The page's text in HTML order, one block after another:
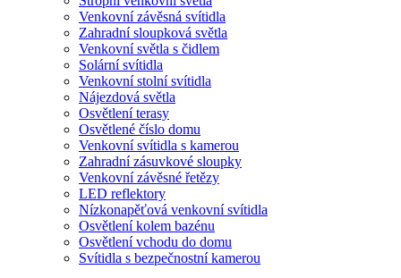
Venkovní závěsná svítidla
Zahradní sloupková světla
Venkovní světla s čidlem
Solární svítidla
Venkovní stolní svítidla
Nájezdová světla
Osvětlení terasy
Osvětlené číslo domu
Venkovní svítidla s kamerou
Zahradní zásuvkové sloupky
Venkovní závěsné řetězy
LED reflektory
Nízkonapěťová venkovní svítidla
Osvětlení kolem bazénu
Osvětlení vchodu do domu
Svítidla s bezpečnostní kamerou